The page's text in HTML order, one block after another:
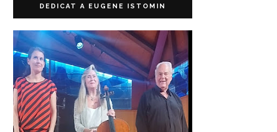
DEDICAT A EUGENE ISTOMIN